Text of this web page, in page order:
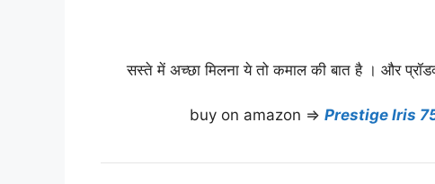
सस्ते में अच्छा मिलना ये तो कमाल की बात है । और
buy on amazon ⇒ Prestige Iris